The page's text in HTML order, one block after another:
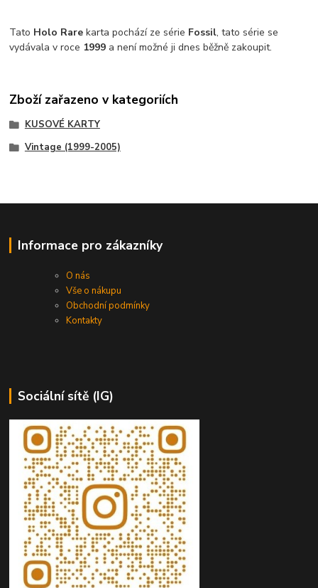
Tato Holo Rare karta pochází ze série Fossil, tato série se
vydávala v roce 1999 a není možné ji dnes běžně zakoupit.
Zboží zařazeno v kategoriích
KUSOVÉ KARTY
Vintage (1999-2005)
Informace pro zákazníky
O nás
Vše o nákupu
Obchodní podmínky
Kontakty
Sociální sítě (IG)